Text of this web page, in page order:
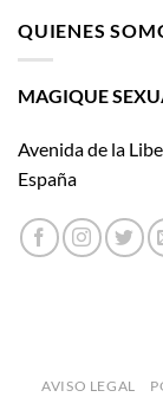
QUIENES
MAGIQUE
Avenida de la
España
AVISO LEGAL